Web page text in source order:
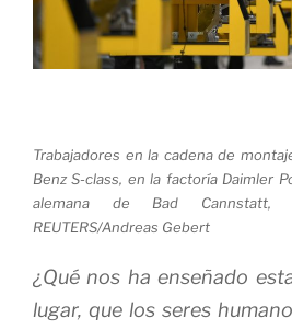
Trabajadores en la cadena de
Benz S-class, en la factoría Daimler
alemana de Bad Cannstatt,
REUTERS/Andreas Gebert
¿Qué nos ha enseñado
lugar, que los seres